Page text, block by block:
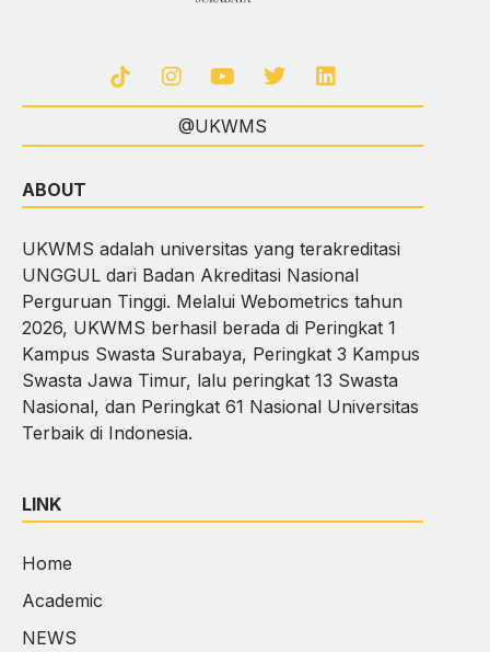
@UKWMS
ABOUT
UKWMS adalah universitas yang terakreditasi
UNGGUL dari Badan Akreditasi Nasional
Perguruan Tinggi. Melalui Webometrics tahun
2026, UKWMS berhasil berada di Peringkat 1
Kampus Swasta Surabaya, Peringkat 3 Kampus
Swasta Jawa Timur, lalu peringkat 13 Swasta
Nasional, dan Peringkat 61 Nasional Universitas
Terbaik di Indonesia.
LINK
Home
Academic
NEWS